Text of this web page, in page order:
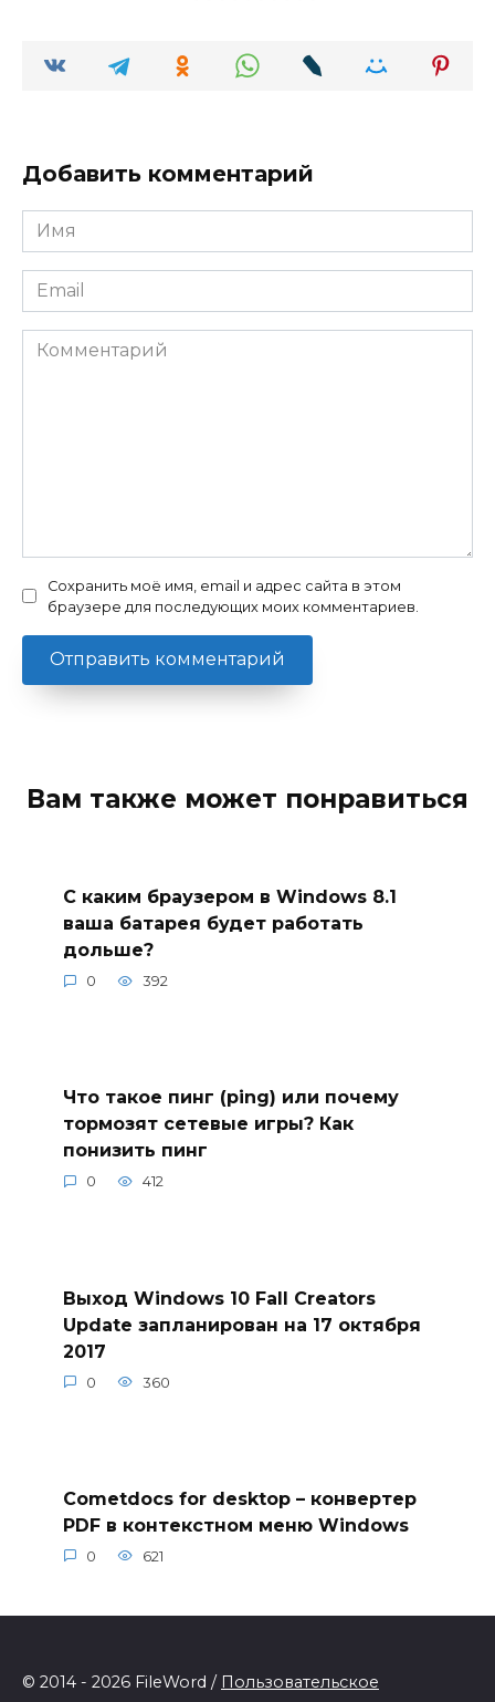
Добавить комментарий
Имя
Email
Комментарий
Сохранить моё имя, email и адрес сайта в этом
браузере для последующих моих комментариев.
Вам также может понравиться
С каким браузером в Windows 8.1
ваша батарея будет работать
дольше?
0 392
Что такое пинг (ping) или почему
тормозят сетевые игры? Как
понизить пинг
0 412
Выход Windows 10 Fall Creators
Update запланирован на 17 октября
2017
0 360
Cometdocs for desktop – конвертер
PDF в контекстном меню Windows
0 621
© 2014 - 2026 FileWord / Пользовательское